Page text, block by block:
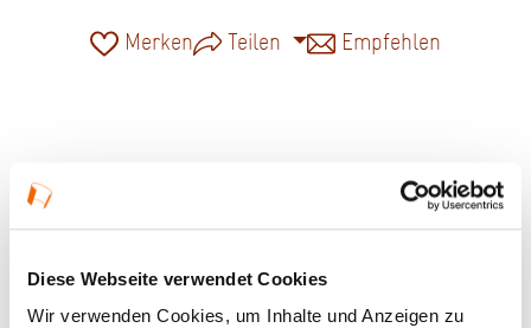
Diese Webseite verwendet Cookies
Wir verwenden Cookies, um Inhalte und Anzeigen zu
Merken Teilen Empfehlen